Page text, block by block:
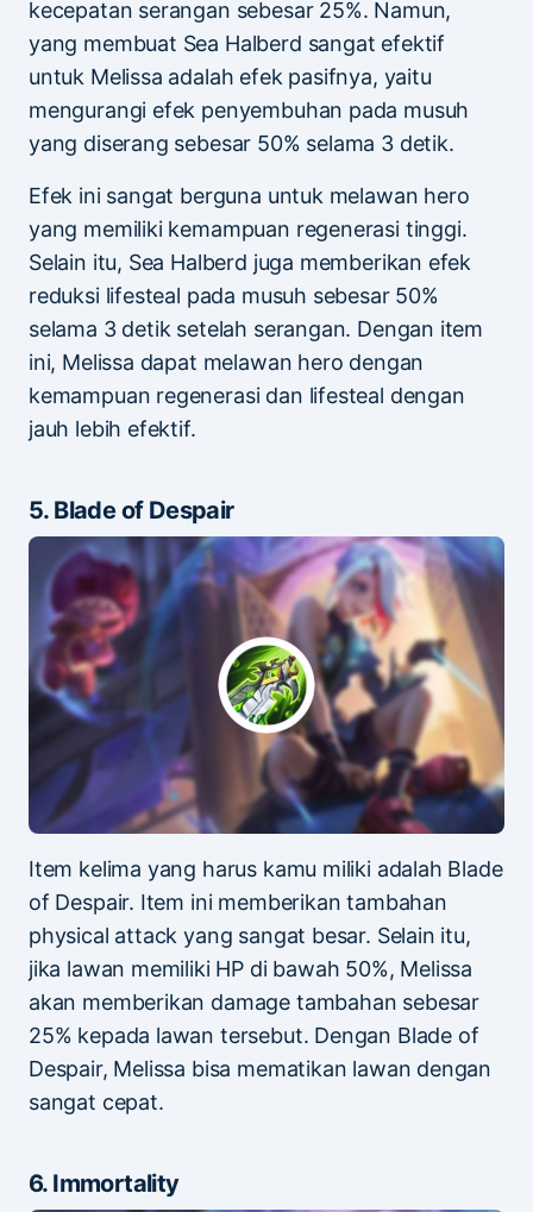
kecepatan serangan sebesar 25%. Namun,
yang membuat Sea Halberd sangat efektif
untuk Melissa adalah efek pasifnya, yaitu
mengurangi efek penyembuhan pada musuh
yang diserang sebesar 50% selama 3 detik.
Efek ini sangat berguna untuk melawan hero
yang memiliki kemampuan regenerasi tinggi.
Selain itu, Sea Halberd juga memberikan efek
reduksi lifesteal pada musuh sebesar 50%
selama 3 detik setelah serangan. Dengan item
ini, Melissa dapat melawan hero dengan
kemampuan regenerasi dan lifesteal dengan
jauh lebih efektif.
5. Blade of Despair
Item kelima yang harus kamu miliki adalah Blade
of Despair. Item ini memberikan tambahan
physical attack yang sangat besar. Selain itu,
jika lawan memiliki HP di bawah 50%, Melissa
akan memberikan damage tambahan sebesar
25% kepada lawan tersebut. Dengan Blade of
Despair, Melissa bisa mematikan lawan dengan
sangat cepat.
6. Immortality